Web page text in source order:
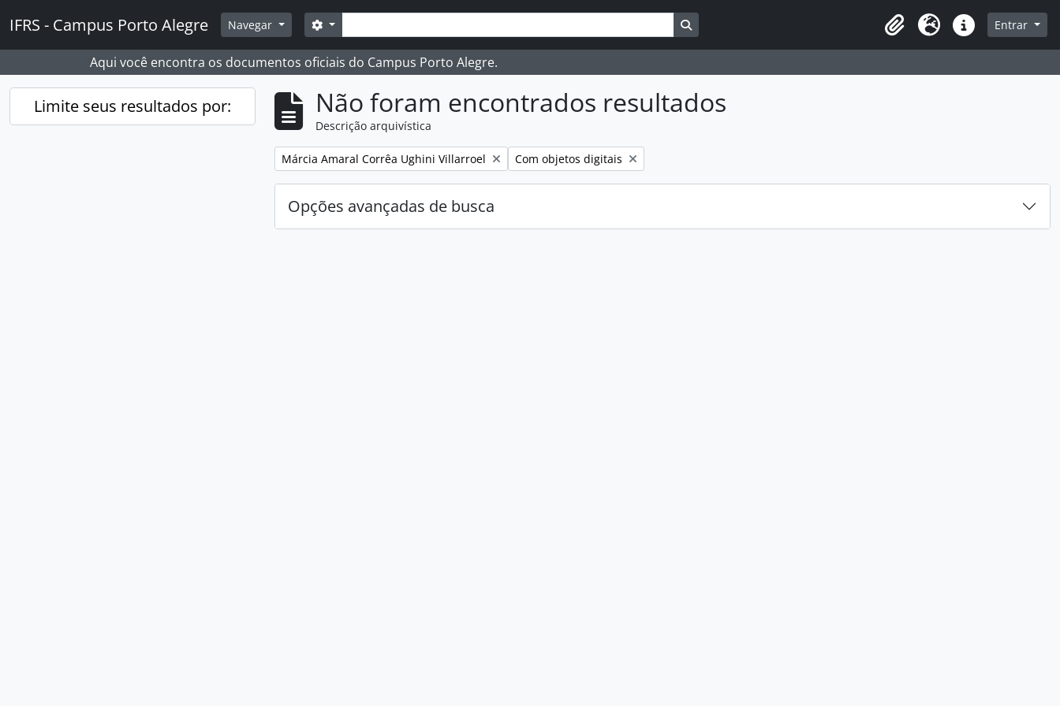
IFRS - Campus Porto Alegre Navegar Buscar
Opções de busca Busque na página de navegação
Idioma Atalhos Entrar
Aqui você encontra os documentos oficiais do Campus Porto Alegre.
Limite seus resultados por: Não foram encontrados resultados
Descrição arquivística
Remover filtro:
Márcia Amaral Corrêa Ughini Villarroel Remover filtro:
Com objetos digitais
Opções avançadas de busca